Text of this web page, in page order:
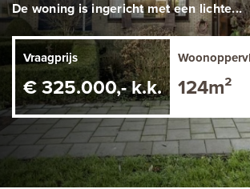
De woning is ingericht met een lichte...
Vraagprijs
€ 325.000,- k.k. 124m²